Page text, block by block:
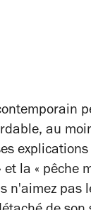
au
et la « pêche
n'aimez